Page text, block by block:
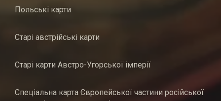
Польські карти
Старі австрійські карти
Старі карти Австро-Угорської імперії
Спеціальна карта Європейської частини російської